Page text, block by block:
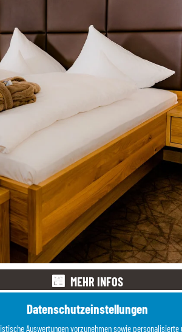
Datenschutzeinstellungen
Auswertungen vorzunehmen sowie
MEHR INFOS